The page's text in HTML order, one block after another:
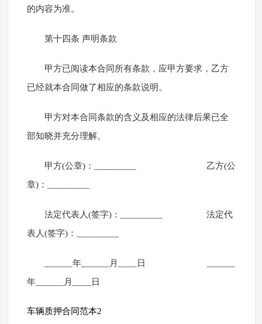
的内容为准。
第十四条 声明条款
甲方已阅读本合同所有条款，应甲方要求，乙方
已经就本合同做了相应的条款说明。
甲方对本合同条款的含义及相应的法律后果已全
部知晓并充分理解。
甲方(公章)：_________ 乙方(公
章)：_________
法定代表人(签字)：_________ 法定代
表人(签字)：_________
______年______月____日 ______
年______月____日
车辆质押合同范本2